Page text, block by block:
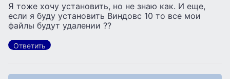
Я тоже хочу установить, но не знаю как. И еще,
если я буду установить Виндовс 10 то все мои
файлы будут удалении ??
Ответить